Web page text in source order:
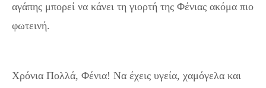
αγάπης μπορεί να κάνει τη γιορτή της Φένιας ακόμα πιο
φωτεινή.
Χρόνια Πολλά, Φένια! Να έχεις υγεία, χαμόγελα και